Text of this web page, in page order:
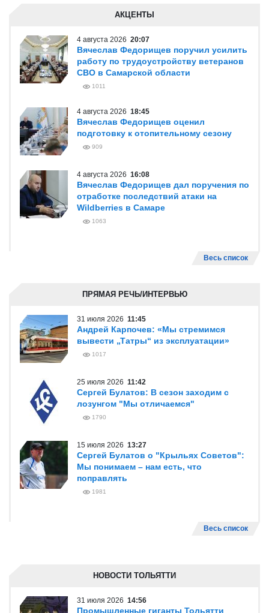
АКЦЕНТЫ
4 августа 2026 20:07
Вячеслав Федорищев поручил усилить
работу по трудоустройству ветеранов
СВО в Самарской области
1011
4 августа 2026 18:45
Вячеслав Федорищев оценил
подготовку к отопительному сезону
909
4 августа 2026 16:08
Вячеслав Федорищев дал поручения по
отработке последствий атаки на
Wildberries в Самаре
1063
Весь список
ПРЯМАЯ РЕЧЬ/ИНТЕРВЬЮ
31 июля 2026 11:45
Андрей Карпочев: «Мы стремимся
вывести „Татры“ из эксплуатации»
1017
25 июля 2026 11:42
Сергей Булатов: В сезон заходим с
лозунгом "Мы отличаемся"
1790
15 июля 2026 13:27
Сергей Булатов о "Крыльях Советов":
Мы понимаем – нам есть, что
поправлять
1981
Весь список
НОВОСТИ ТОЛЬЯТТИ
31 июля 2026 14:56
Промышленные гиганты Тольятти